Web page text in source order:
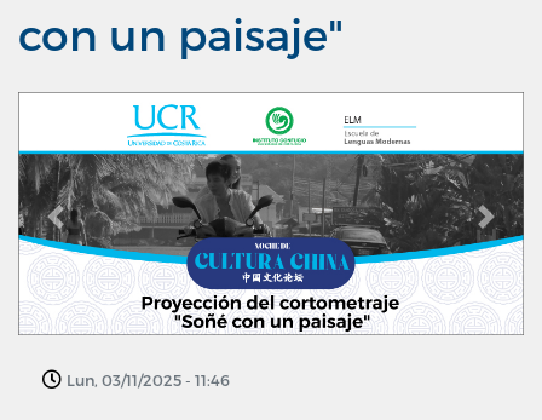
con un paisaje"
Previous Next
Lun, 03/11/2025 - 11:46